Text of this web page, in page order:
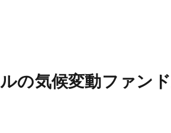
の気候変動ファン